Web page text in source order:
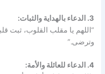
3. الدعاء بالهداية والثبات:
“اللهم يا مقلب القلوب، ثبت
وترضى.”
4. الدعاء للعائلة والأمة: